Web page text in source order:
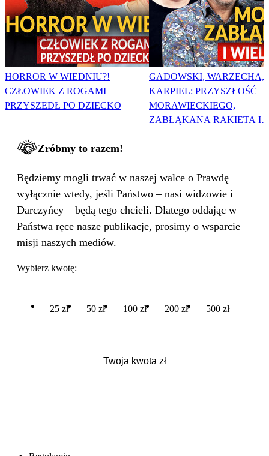
HORROR W WIEDNIU?!
CZŁOWIEK Z ROGAMI
PRZYSZEDŁ PO DZIECKO
GADOWSKI, WARZECHA,
KARPIEL: PRZYSZŁOŚĆ
MORAWIECKIEGO,
ZABŁĄKANA RAKIETA I
Zróbmy to razem!
Będziemy mogli trwać w naszej walce o Prawdę
wyłącznie wtedy, jeśli Państwo – nasi widzowie i
Darczyńcy – będą tego chcieli. Dlatego oddając w
Państwa ręce nasze publikacje, prosimy o wsparcie
misji naszych mediów.
Wybierz kwotę:
25 zł 50 zł 100 zł 200 zł 500 zł